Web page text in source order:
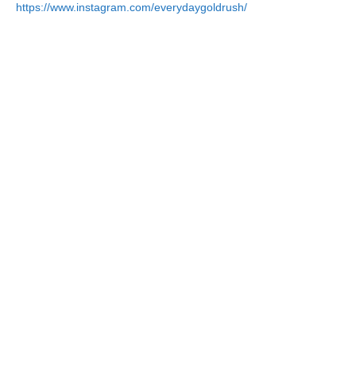
https://www.instagram.com/everydaygoldrush/